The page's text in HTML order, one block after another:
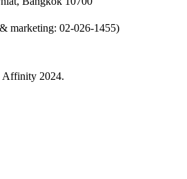
marketing: 02-026-1455)
Affinity 2024.